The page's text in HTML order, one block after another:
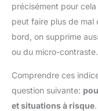
précisément pour
peut faire plus de mal
bord, on supprime
ou du micro-contraste.
Comprendre ces
question suivante:
et situations à risque.